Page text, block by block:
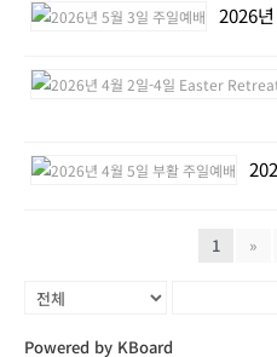
2026
1 »
Powered by KBoard